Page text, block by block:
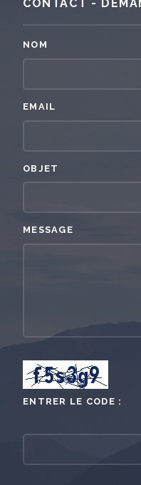
CONTACT -
NOM
EMAIL
OBJET
MESSAGE
ENTRER LE CODE :